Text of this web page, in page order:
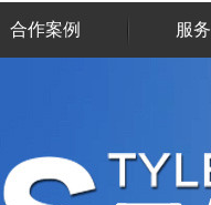
合作案例 服